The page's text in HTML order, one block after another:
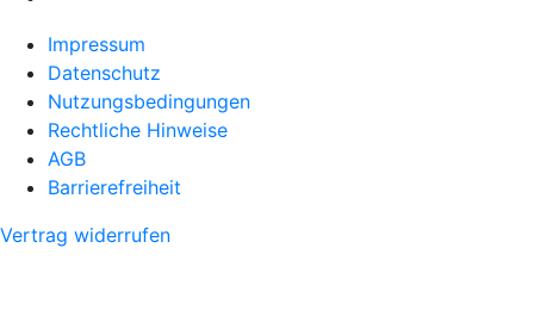
Impressum
Datenschutz
Nutzungsbedingungen
Rechtliche Hinweise
AGB
Barrierefreiheit
Vertrag widerrufen